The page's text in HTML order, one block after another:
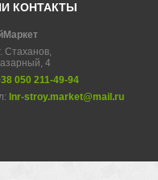
КОНТАКТЫ
Стаханов,
4
050 211-49-94
lnr-stroy.market@mail.ru